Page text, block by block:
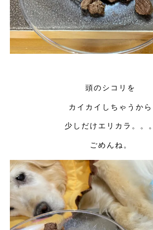
頭のシコリを
カイカイしちゃうから
少しだけエリカラ。。。
ごめんね。